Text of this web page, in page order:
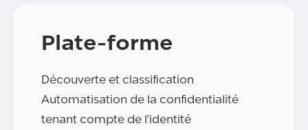
Plate-forme
Découverte et classification
Automatisation de la confidentialité
tenant compte de l'identité